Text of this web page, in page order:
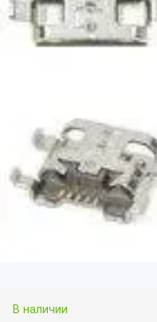
В наличии